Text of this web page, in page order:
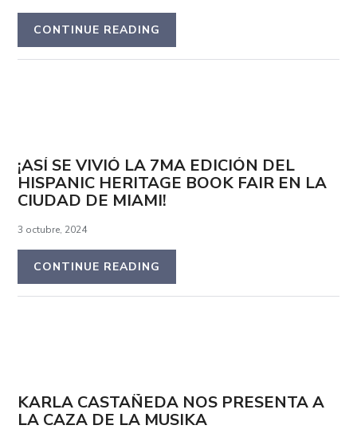
CONTINUE READING
¡ASÍ SE VIVIÓ LA 7MA EDICIÓN DEL
HISPANIC HERITAGE BOOK FAIR EN LA
CIUDAD DE MIAMI!
3 octubre, 2024
CONTINUE READING
KARLA CASTAÑEDA NOS PRESENTA A
LA CAZA DE LA MUSIKA